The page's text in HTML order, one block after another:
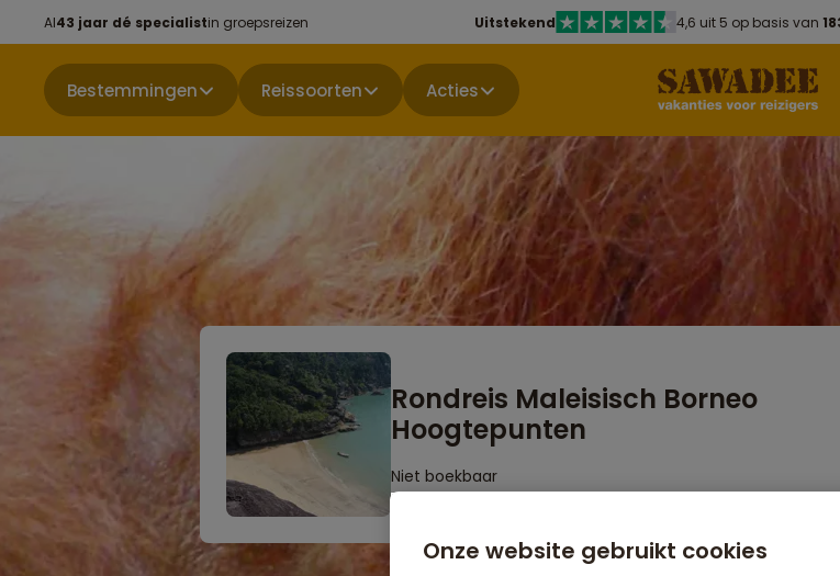
Al43 jaar dé specialistin groepsreizen Uitstekend 4,6 uit 5 op basis van
Bestemmingen Reissoorten Acties
Rondreis Maleisisch Borneo
Hoogtepunten
Niet boekbaar
Onze website gebruikt cookies